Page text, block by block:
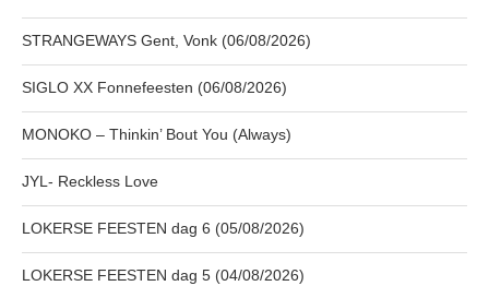
STRANGEWAYS Gent, Vonk (06/08/2026)
SIGLO XX Fonnefeesten (06/08/2026)
MONOKO – Thinkin’ Bout You (Always)
JYL- Reckless Love
LOKERSE FEESTEN dag 6 (05/08/2026)
LOKERSE FEESTEN dag 5 (04/08/2026)